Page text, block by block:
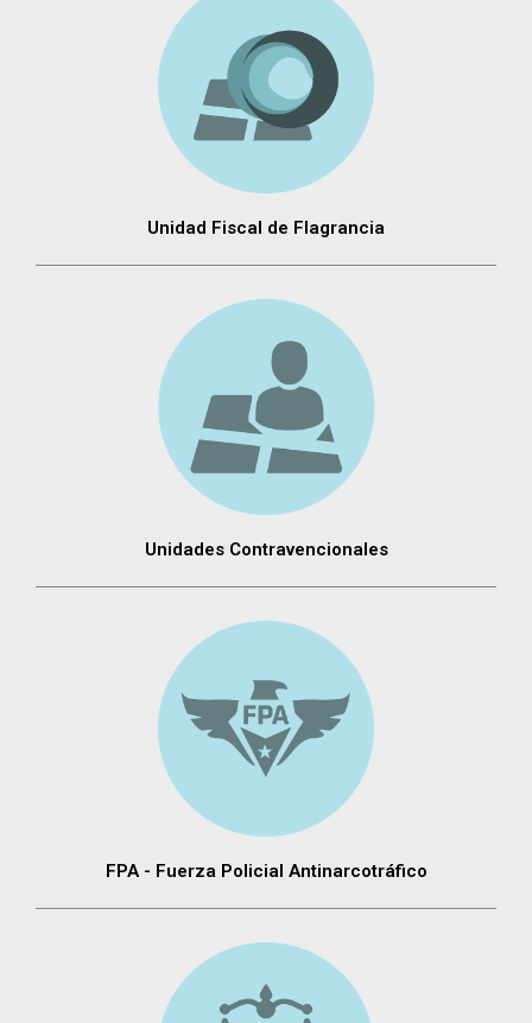
Unidad Fiscal de Flagrancia
Unidades Contravencionales
FPA - Fuerza Policial Antinarcotráfico